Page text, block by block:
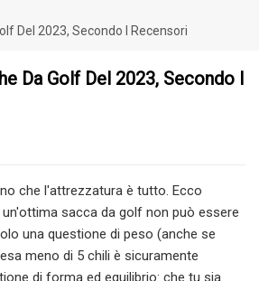
Del 2023, Secondo I Recensori
Da Golf Del 2023, Secondo I
che l'attrezzatura è tutto. Ecco
sacca da golf non può essere
una questione di peso (anche se
meno di 5 chili è sicuramente
di forma ed equilibrio: che tu sia